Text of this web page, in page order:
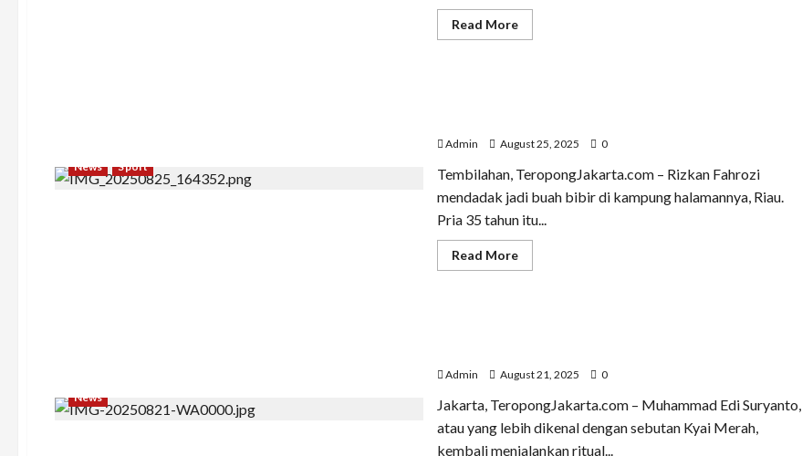
Read MoreRead
more
Hidayah
Melawan
News Sport
Admin August 25, 2025 0
Tembilahan, TeropongJakarta.com – Rizkan Fahrozi
mendadak jadi buah bibir di kampung halamannya, Riau.
Pria 35 tahun itu...
Read MoreRead
more
Mengibarkan
Merah
di
Irlandia
News
Admin August 21, 2025 0
Jakarta, TeropongJakarta.com – Muhammad Edi Suryanto,
atau yang lebih dikenal dengan sebutan Kyai Merah,
kembali menjalankan ritual...